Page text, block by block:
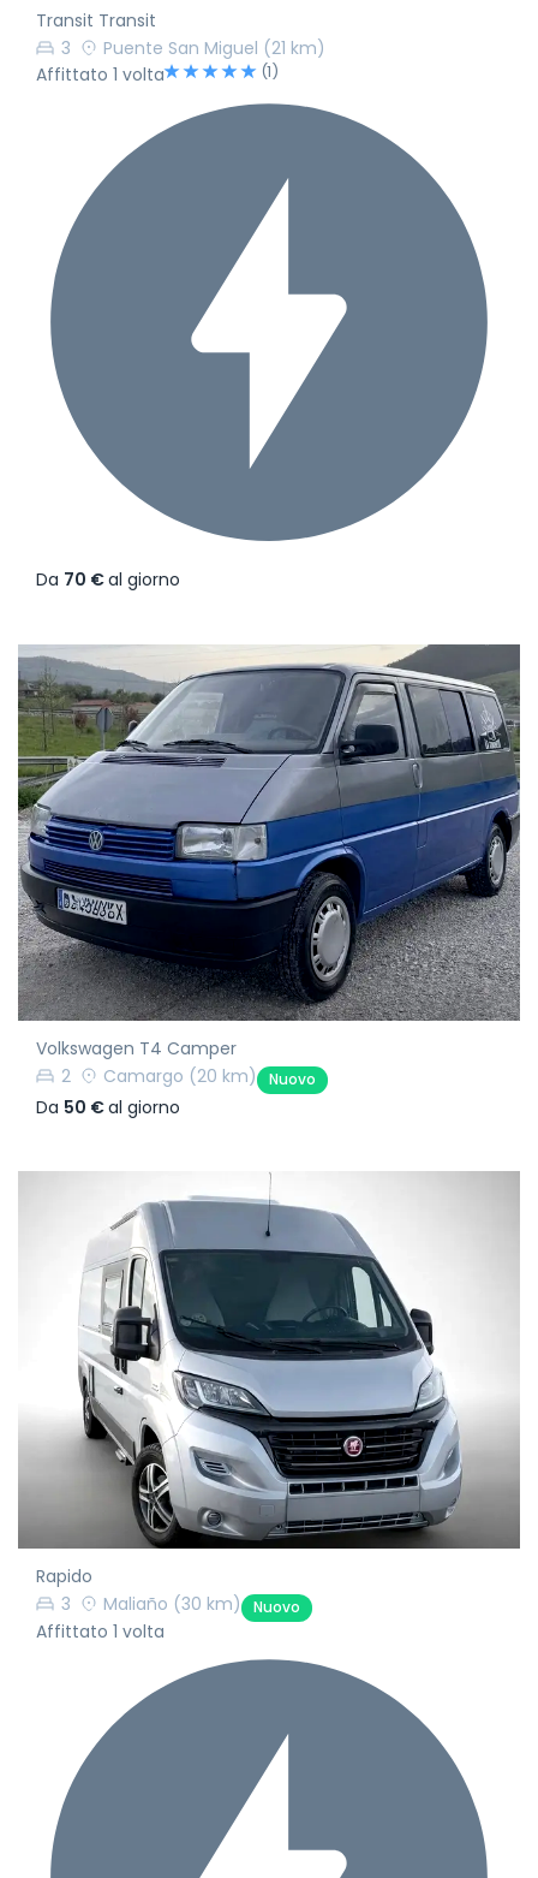
Transit Transit
3
Puente San Miguel (21 km)
Affittato 1 volta
(1)
Da 70 €al giorno
Volkswagen T4 Camper
2
Camargo (20 km) Nuovo
Da 50 €al giorno
Rapido
3
Maliaño (30 km) Nuovo
Affittato 1 volta